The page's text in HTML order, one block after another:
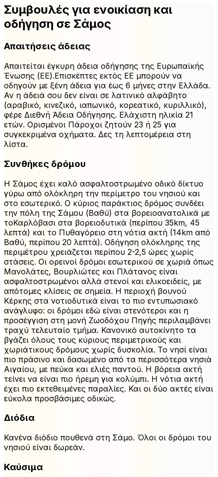
Συμβουλές για ενοικίαση και
οδήγηση σε Σάμος
Απαιτήσεις άδειας
Απαιτείται έγκυρη άδεια οδήγησης της Ευρωπαϊκής
Ένωσης (ΕΕ).Επισκέπτες εκτός ΕΕ μπορούν να
οδηγούν με ξένη άδεια για έως 6 μήνες στην Ελλάδα.
Αν η άδειά σου δεν είναι σε λατινικό αλφάβητο
(αραβικό, κινεζικό, ιαπωνικό, κορεατικό, κυριλλικό),
φέρε Διεθνή Άδεια Οδήγησης. Ελάχιστη ηλικία 21
ετών. Ορισμένοι Πάροχοι ζητούν 23 ή 25 για
συγκεκριμένα οχήματα. Δες τη λεπτομέρεια στη
λίστα.
Συνθήκες δρόμου
Η Σάμος έχει καλό ασφαλτοστρωμένο οδικό δίκτυο
γύρω από ολόκληρη την περίμετρο του νησιού και
στο εσωτερικό. Ο κύριος παράκτιος δρόμος συνδέει
την πόλη της Σάμου (Βαθύ) στα βορειοανατολικά με
τοΚαρλόβασι στα βορειοδυτικά (περίπου 35km, 45
λεπτά) και το Πυθαγόρειο στη νότια ακτή (14km από
Βαθύ, περίπου 20 λεπτά). Οδήγηση ολόκληρης της
περιμέτρου χρειάζεται περίπου 2-2,5 ώρες χωρίς
στάσεις. Οι ορεινοί δρόμοι εσωτερικού σε χωριά όπως
Μανολάτες, Βουρλιώτες και Πλάτανος είναι
ασφαλτοστρωμένοι αλλά στενοί και ελικοειδείς, με
απότομες κλίσεις σε σημεία. Η περιοχή βουνού
Κέρκης στα νοτιοδυτικά είναι το πιο εντυπωσιακό
ανάγλυφο: οι δρόμοι εδώ είναι στενότεροι και η
προσέγγιση στη μονή Ζωοδόχου Πηγής περιλαμβάνει
τραχύ τελευταίο τμήμα. Κανονικό αυτοκίνητο τα
βγάζει όλους τους κύριους περιμετρικούς και
χωριάτικους δρόμους χωρίς δυσκολία. Το νησί είναι
πιο πράσινο και δασωμένο από τα περισσότερα νησιά
Αιγαίου, με πεύκα και ελιές παντού. Η βόρεια ακτή
τείνει να είναι πιο ήρεμη για κολύμπι. Η νότια ακτή
έχει πιο εκτεθειμένες παραλίες. Και οι δύο ακτές είναι
εύκολα προσβάσιμες οδικώς.
Διόδια
Κανένα διόδιο πουθενά στη Σάμο. Όλοι οι δρόμοι του
νησιού είναι δωρεάν.
Καύσιμα